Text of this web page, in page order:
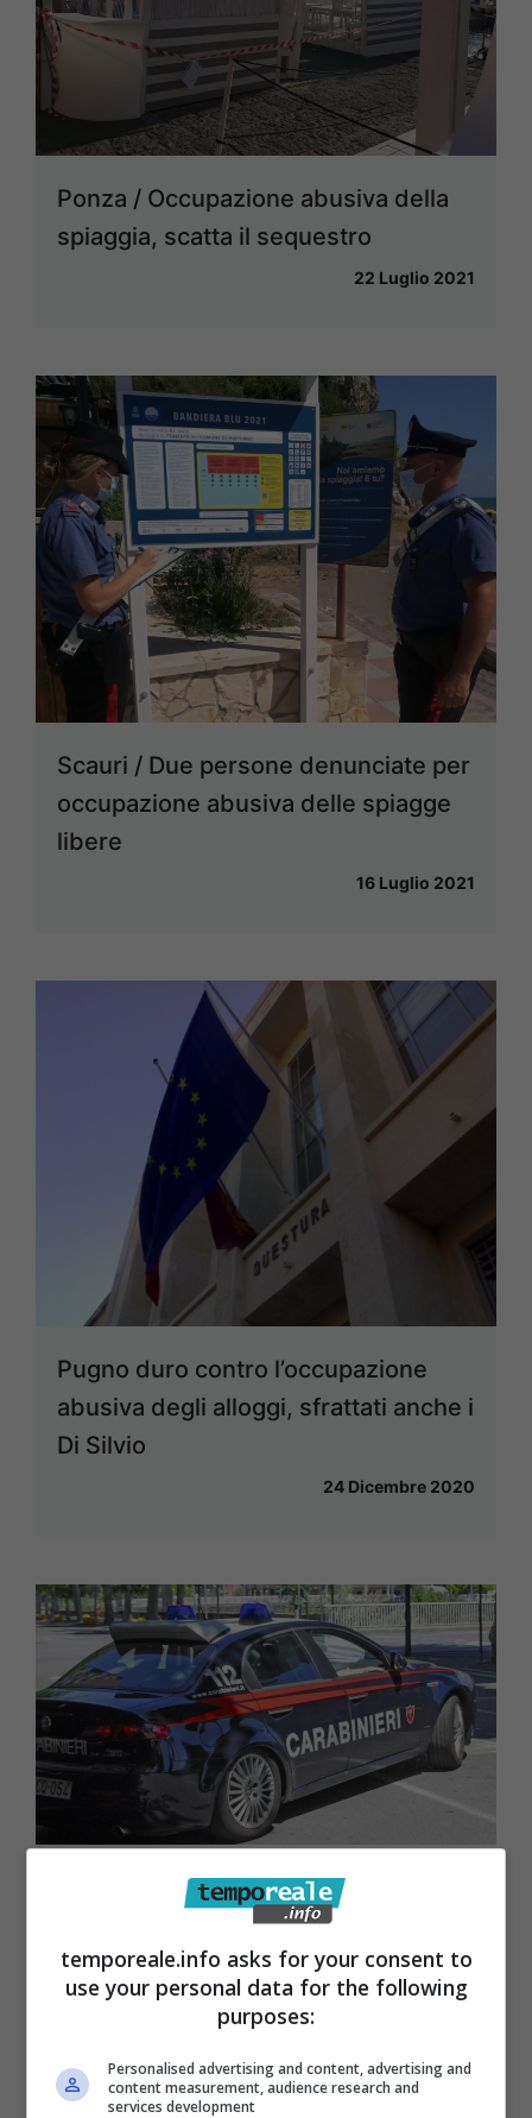
Ponza / Occupazione abusiva della
spiaggia, scatta il sequestro
22 Luglio 2021
Scauri / Due persone denunciate per
occupazione abusiva delle spiagge
libere
16 Luglio 2021
Pugno duro contro l’occupazione
abusiva degli alloggi, sfrattati anche i
Di Silvio
24 Dicembre 2020
Gaeta / Occupa abusivamente un
appartamento, 38enne denunciato
2 Maggio 2020
temporeale.info asks for your consent to
use your personal data for the following
purposes:
Personalised advertising and content, advertising and
content measurement, audience research and
services development